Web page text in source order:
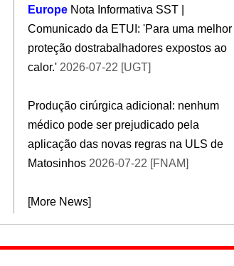
Europe Nota Informativa SST |
Comunicado da ETUI: 'Para uma melhor
proteção dostrabalhadores expostos ao
calor.' 2026-07-22 [UGT]
Produção cirúrgica adicional: nenhum
médico pode ser prejudicado pela
aplicação das novas regras na ULS de
Matosinhos 2026-07-22 [FNAM]
[More News]